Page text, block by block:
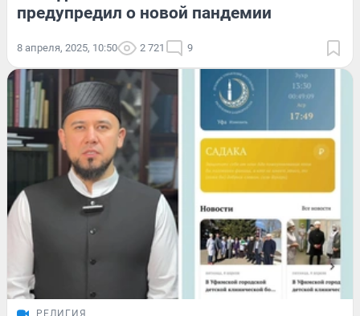
предупредил о новой пандемии
8 апреля, 2025, 10:50 2 721 9
РЕЛИГИЯ